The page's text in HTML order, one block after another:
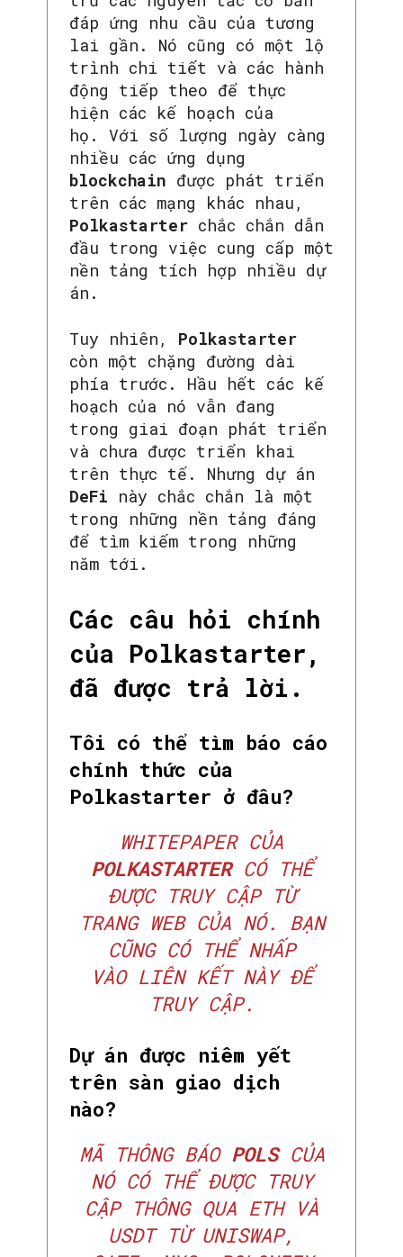
đáp ứng nhu cầu của tương
lai gần. Nó cũng có một lộ
trình chi tiết và các hành
động tiếp theo để thực
hiện các kế hoạch của
họ. Với số lượng ngày càng
nhiều các ứng dụng
blockchain được phát triển
trên các mạng khác nhau,
Polkastarter chắc chắn dẫn
đầu trong việc cung cấp một
nền tảng tích hợp nhiều dự
án.
Tuy nhiên, Polkastarter
còn một chặng đường dài
phía trước. Hầu hết các kế
hoạch của nó vẫn đang
trong giai đoạn phát triển
và chưa được triển khai
trên thực tế. Nhưng dự án
DeFi này chắc chắn là một
trong những nền tảng đáng
để tìm kiếm trong những
năm tới.
Các câu hỏi chính
của Polkastarter,
đã được trả lời.
Tôi có thể tìm báo cáo
chính thức của
Polkastarter ở đâu?
WHITEPAPER CỦA
POLKASTARTERCÓ THỂ
ĐƯỢC TRUY CẬP TỪ
TRANG WEB CỦA NÓ. BẠN
CŨNG CÓ THỂ NHẤP
VÀO LIÊN KẾTNÀY ĐỂ
TRUY CẬP.
Dự án được niêm yết
trên sàn giao dịch
nào?
MÃ THÔNG BÁOPOLSCỦA
NÓ CÓ THỂ ĐƯỢC TRUY
CẬP THÔNG QUA ETH VÀ
USDT TỪ UNISWAP,